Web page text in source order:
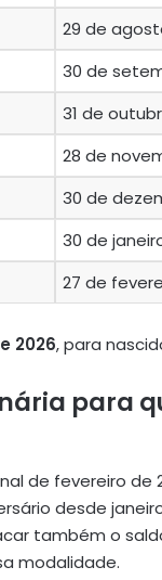
29 de
30 de
31 de
28 de
30 de
30 de
27 de
2026, para
para
de fevereiro de
desde
também o
modalidade.